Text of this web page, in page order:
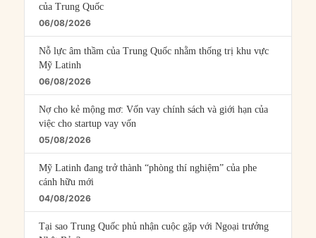
của Trung Quốc
06/08/2026
Nỗ lực âm thầm của Trung Quốc nhằm thống trị khu vực
Mỹ Latinh
06/08/2026
Nợ cho kẻ mộng mơ: Vốn vay chính sách và giới hạn của
việc cho startup vay vốn
05/08/2026
Mỹ Latinh đang trở thành “phòng thí nghiệm” của phe
cánh hữu mới
04/08/2026
Tại sao Trung Quốc phủ nhận cuộc gặp với Ngoại trưởng